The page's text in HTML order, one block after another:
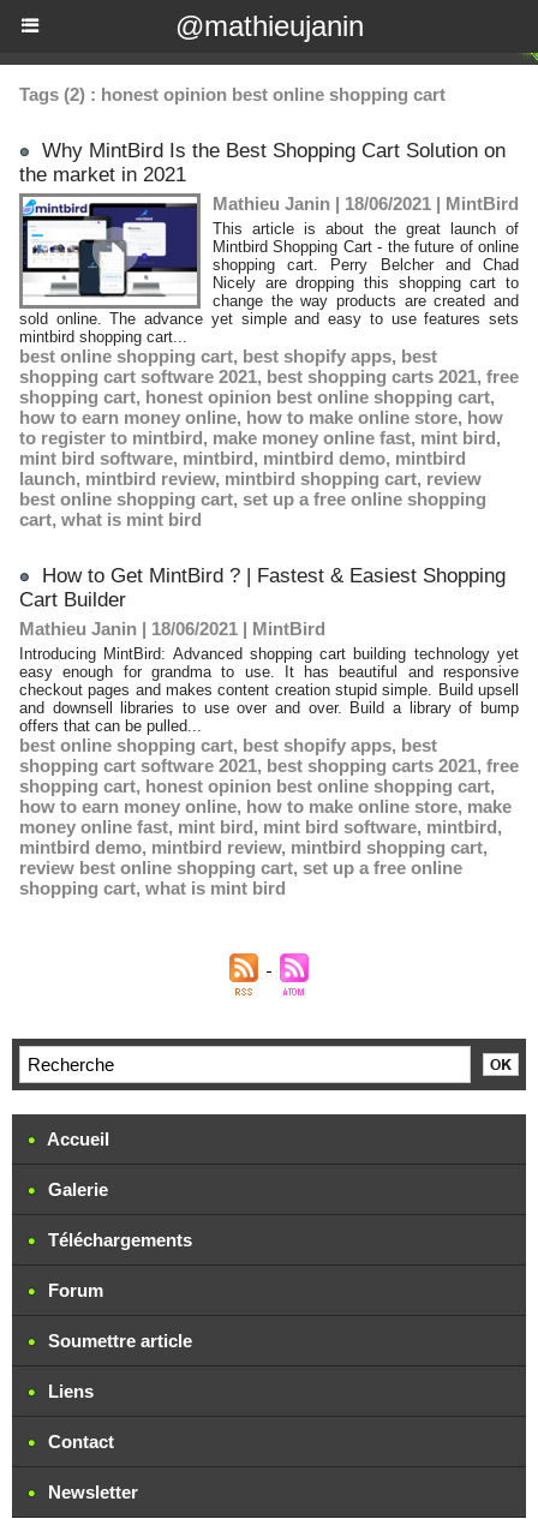
@mathieujanin
Tags (2) : honest opinion best online shopping cart
Why MintBird Is the Best Shopping Cart Solution on
the market in 2021
Mathieu Janin | 18/06/2021 | MintBird
This article is about the great launch of
Mintbird Shopping Cart - the future of online
shopping cart. Perry Belcher and Chad
Nicely are dropping this shopping cart to
change the way products are created and
sold online. The advance yet simple and easy to use features sets
mintbird shopping cart...
best online shopping cart, best shopify apps, best
shopping cart software 2021, best shopping carts 2021, free
shopping cart, honest opinion best online shopping cart,
how to earn money online, how to make online store, how
to register to mintbird, make money online fast, mint bird,
mint bird software, mintbird, mintbird demo, mintbird
launch, mintbird review, mintbird shopping cart, review
best online shopping cart, set up a free online shopping
cart, what is mint bird
How to Get MintBird ? | Fastest & Easiest Shopping
Cart Builder
Mathieu Janin | 18/06/2021 | MintBird
Introducing MintBird: Advanced shopping cart building technology yet
easy enough for grandma to use. It has beautiful and responsive
checkout pages and makes content creation stupid simple. Build upsell
and downsell libraries to use over and over. Build a library of bump
offers that can be pulled...
best online shopping cart, best shopify apps, best
shopping cart software 2021, best shopping carts 2021, free
shopping cart, honest opinion best online shopping cart,
how to earn money online, how to make online store, make
money online fast, mint bird, mint bird software, mintbird,
mintbird demo, mintbird review, mintbird shopping cart,
review best online shopping cart, set up a free online
shopping cart, what is mint bird
Accueil
Galerie
Téléchargements
Forum
Soumettre article
Liens
Contact
Newsletter